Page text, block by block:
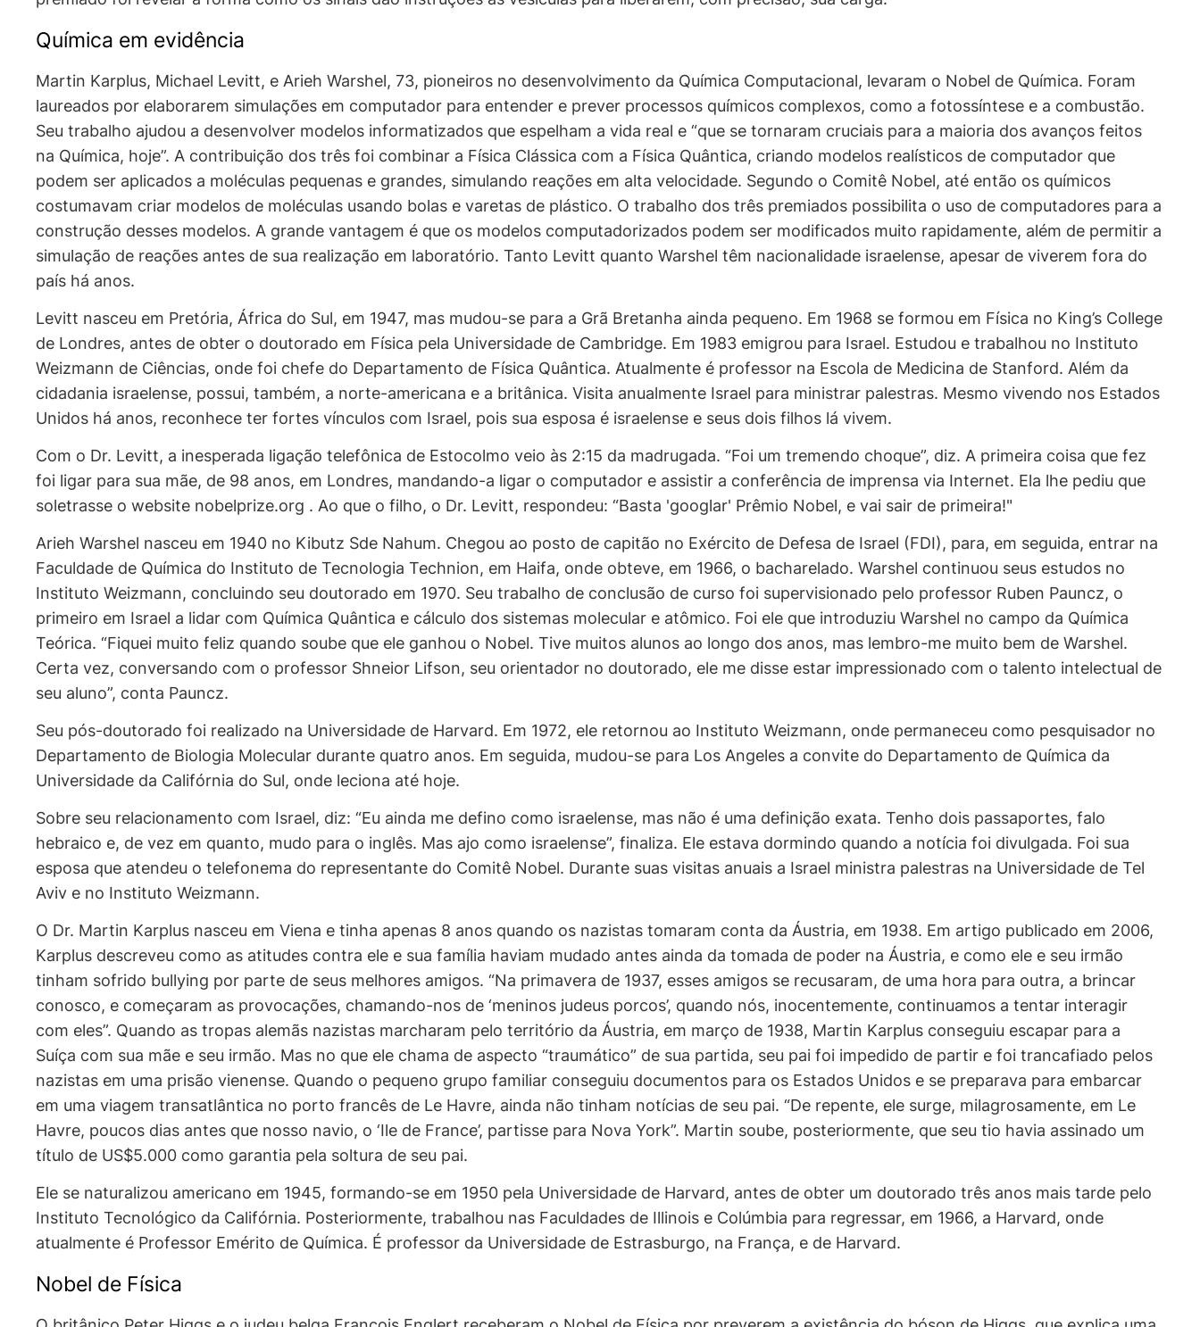
Química em evidência
Martin Karplus, Michael Levitt, e Arieh Warshel, 73, pioneiros no desenvolvimento da Química Computacional, levaram o Nobel de Química. Foram
laureados por elaborarem simulações em computador para entender e prever processos químicos complexos, como a fotossíntese e a combustão.
Seu trabalho ajudou a desenvolver modelos informatizados que espelham a vida real e “que se tornaram cruciais para a maioria dos avanços feitos
na Química, hoje”. A contribuição dos três foi combinar a Física Clássica com a Física Quântica, criando modelos realísticos de computador que
podem ser aplicados a moléculas pequenas e grandes, simulando reações em alta velocidade. Segundo o Comitê Nobel, até então os químicos
costumavam criar modelos de moléculas usando bolas e varetas de plástico. O trabalho dos três premiados possibilita o uso de computadores para a
construção desses modelos. A grande vantagem é que os modelos computadorizados podem ser modificados muito rapidamente, além de permitir a
simulação de reações antes de sua realização em laboratório. Tanto Levitt quanto Warshel têm nacionalidade israelense, apesar de viverem fora do
país há anos.
Levitt nasceu em Pretória, África do Sul, em 1947, mas mudou-se para a Grã Bretanha ainda pequeno. Em 1968 se formou em Física no King’s College
de Londres, antes de obter o doutorado em Física pela Universidade de Cambridge. Em 1983 emigrou para Israel. Estudou e trabalhou no Instituto
Weizmann de Ciências, onde foi chefe do Departamento de Física Quântica. Atualmente é professor na Escola de Medicina de Stanford. Além da
cidadania israelense, possui, também, a norte-americana e a britânica. Visita anualmente Israel para ministrar palestras. Mesmo vivendo nos Estados
Unidos há anos, reconhece ter fortes vínculos com Israel, pois sua esposa é israelense e seus dois filhos lá vivem.
Com o Dr. Levitt, a inesperada ligação telefônica de Estocolmo veio às 2:15 da madrugada. “Foi um tremendo choque”, diz. A primeira coisa que fez
foi ligar para sua mãe, de 98 anos, em Londres, mandando-a ligar o computador e assistir a conferência de imprensa via Internet. Ela lhe pediu que
soletrasse o website nobelprize.org . Ao que o filho, o Dr. Levitt, respondeu: “Basta 'googlar' Prêmio Nobel, e vai sair de primeira!"
Arieh Warshel nasceu em 1940 no Kibutz Sde Nahum. Chegou ao posto de capitão no Exército de Defesa de Israel (FDI), para, em seguida, entrar na
Faculdade de Química do Instituto de Tecnologia Technion, em Haifa, onde obteve, em 1966, o bacharelado. Warshel continuou seus estudos no
Instituto Weizmann, concluindo seu doutorado em 1970. Seu trabalho de conclusão de curso foi supervisionado pelo professor Ruben Pauncz, o
primeiro em Israel a lidar com Química Quântica e cálculo dos sistemas molecular e atômico. Foi ele que introduziu Warshel no campo da Química
Teórica. “Fiquei muito feliz quando soube que ele ganhou o Nobel. Tive muitos alunos ao longo dos anos, mas lembro-me muito bem de Warshel.
Certa vez, conversando com o professor Shneior Lifson, seu orientador no doutorado, ele me disse estar impressionado com o talento intelectual de
seu aluno”, conta Pauncz.
Seu pós-doutorado foi realizado na Universidade de Harvard. Em 1972, ele retornou ao Instituto Weizmann, onde permaneceu como pesquisador no
Departamento de Biologia Molecular durante quatro anos. Em seguida, mudou-se para Los Angeles a convite do Departamento de Química da
Universidade da Califórnia do Sul, onde leciona até hoje.
Sobre seu relacionamento com Israel, diz: “Eu ainda me defino como israelense, mas não é uma definição exata. Tenho dois passaportes, falo
hebraico e, de vez em quanto, mudo para o inglês. Mas ajo como israelense”, finaliza. Ele estava dormindo quando a notícia foi divulgada. Foi sua
esposa que atendeu o telefonema do representante do Comitê Nobel. Durante suas visitas anuais a Israel ministra palestras na Universidade de Tel
Aviv e no Instituto Weizmann.
O Dr. Martin Karplus nasceu em Viena e tinha apenas 8 anos quando os nazistas tomaram conta da Áustria, em 1938. Em artigo publicado em 2006,
Karplus descreveu como as atitudes contra ele e sua família haviam mudado antes ainda da tomada de poder na Áustria, e como ele e seu irmão
tinham sofrido bullying por parte de seus melhores amigos. “Na primavera de 1937, esses amigos se recusaram, de uma hora para outra, a brincar
conosco, e começaram as provocações, chamando-nos de ‘meninos judeus porcos’, quando nós, inocentemente, continuamos a tentar interagir
com eles”. Quando as tropas alemãs nazistas marcharam pelo território da Áustria, em março de 1938, Martin Karplus conseguiu escapar para a
Suíça com sua mãe e seu irmão. Mas no que ele chama de aspecto “traumático” de sua partida, seu pai foi impedido de partir e foi trancafiado pelos
nazistas em uma prisão vienense. Quando o pequeno grupo familiar conseguiu documentos para os Estados Unidos e se preparava para embarcar
em uma viagem transatlântica no porto francês de Le Havre, ainda não tinham notícias de seu pai. “De repente, ele surge, milagrosamente, em Le
Havre, poucos dias antes que nosso navio, o ‘Ile de France’, partisse para Nova York”. Martin soube, posteriormente, que seu tio havia assinado um
título de US$5.000 como garantia pela soltura de seu pai.
Ele se naturalizou americano em 1945, formando-se em 1950 pela Universidade de Harvard, antes de obter um doutorado três anos mais tarde pelo
Instituto Tecnológico da Califórnia. Posteriormente, trabalhou nas Faculdades de Illinois e Colúmbia para regressar, em 1966, a Harvard, onde
atualmente é Professor Emérito de Química. É professor da Universidade de Estrasburgo, na França, e de Harvard.
Nobel de Física